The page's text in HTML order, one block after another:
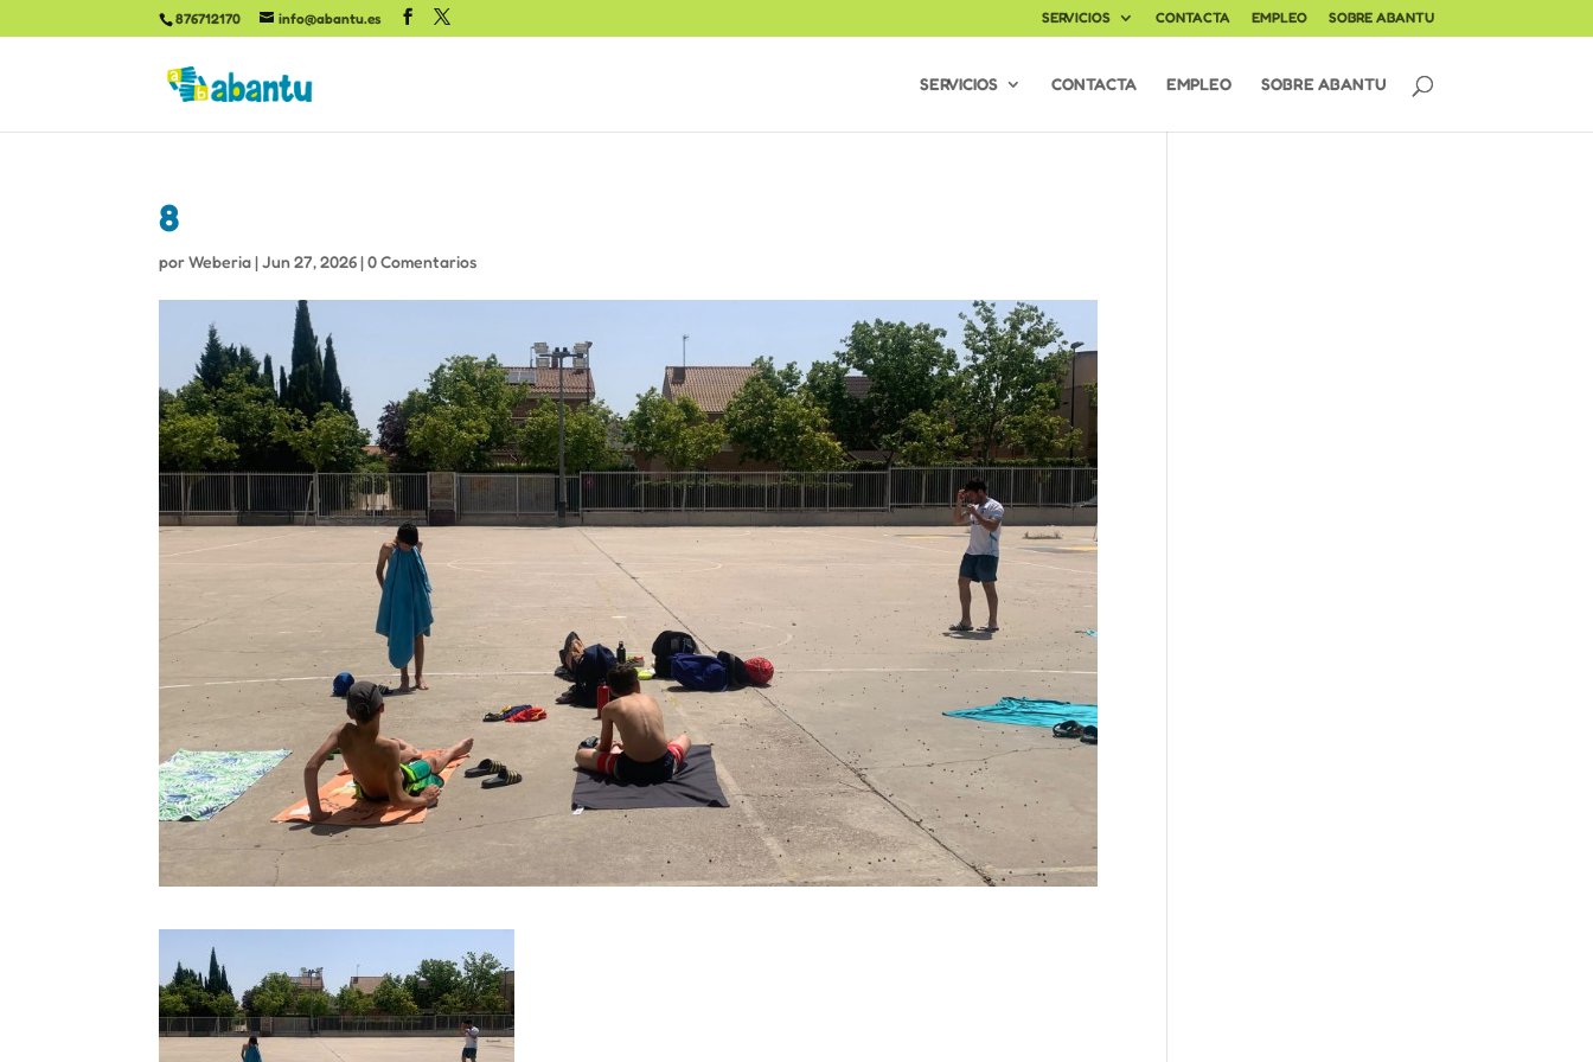
876712170 info@abantu.es SERVICIOS CONTACTA EMPLEO SOBRE ABANTU
SERVICIOS CONTACTA EMPLEO SOBRE ABANTU
8
porWeberia|Jun 27, 2026|0 Comentarios